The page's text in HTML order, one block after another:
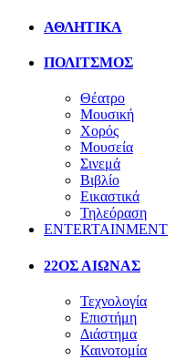
ΑΘΛΗΤΙΚΑ
ΠΟΛΙΤΣΜΟΣ
Θέατρο
Μουσική
Χορός
Μουσεία
Σινεμά
Βιβλίο
Εικαστικά
Τηλεόραση
ENTERTAINMENT
22ΟΣ ΑΙΩΝΑΣ
Τεχνολογία
Επιστήμη
Διάστημα
Καινοτομία